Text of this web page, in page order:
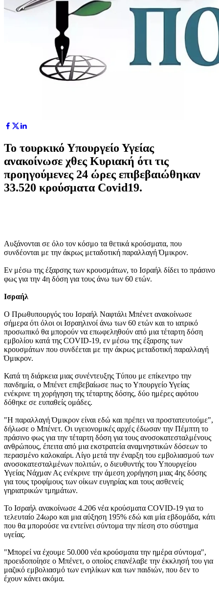
Το τουρκικό Υπουργείο Υγείας
ανακοίνωσε χθες Κυριακή ότι τις
προηγούμενες 24 ώρες επιβεβαιώθηκαν
33.520 κρούσματα Covid19.
Αυξάνονται σε όλο τον κόσμο τα θετικά κρούσματα, που
συνδέονται με την άκρως μεταδοτική παραλλαγή Όμικρον.
Εν μέσω της έξαρσης των κρουσμάτων, το Ισραήλ δίδει το πράσινο
φως για την 4η δόση για τους άνω των 60 ετών.
Ισραήλ
Ο Πρωθυπουργός του Ισραήλ Ναφτάλι Μπένετ ανακοίνωσε
σήμερα ότι όλοι οι Ισραηλινοί άνω των 60 ετών και το ιατρικό
προσωπικό θα μπορούν να επωφεληθούν από μια τέταρτη δόση
εμβολίου κατά της COVID-19, εν μέσω της έξαρσης των
κρουσμάτων που συνδέεται με την άκρως μεταδοτική παραλλαγή
Όμικρον.
Κατά τη διάρκεια μιας συνέντευξης Tύπου με επίκεντρο την
πανδημία, ο Μπένετ επιβεβαίωσε πως το Υπουργείο Υγείας
ενέκρινε τη χορήγηση της τέταρτης δόσης, δύο ημέρες αφότου
δόθηκε σε ευπαθείς ομάδες.
"Η παραλλαγή Όμικρον είναι εδώ και πρέπει να προστατευτούμε",
δήλωσε ο Μπένετ. Οι υγειονομικές αρχές έδωσαν την Πέμπτη το
πράσινο φως για την τέταρτη δόση για τους ανοσοκατεσταλμένους
ανθρώπους, έπειτα από μια εκστρατεία αναμνηστικών δόσεων το
περασμένο καλοκαίρι. Λίγο μετά την έναρξη του εμβολιασμού των
ανοσοκατεσταλμένων πολιτών, ο διευθυντής του Υπουργείου
Υγείας Νάχμαν Ας ενέκρινε την άμεση χορήγηση μιας 4ης δόσης
για τους τροφίμους των οίκων ευγηρίας και τους ασθενείς
γηριατρικών τμημάτων.
Το Ισραήλ ανακοίνωσε 4.206 νέα κρούσματα COVID-19 για το
τελευταίο 24ωρο και μια αύξηση 195% εδώ και μία εβδομάδα, κάτι
που θα μπορούσε να εντείνει σύντομα την πίεση στο σύστημα
υγείας.
"Μπορεί να έχουμε 50.000 νέα κρούσματα την ημέρα σύντομα",
προειδοποίησε ο Μπένετ, ο οποίος επανέλαβε την έκκλησή του για
μαζικό εμβολιασμό των ενηλίκων και των παιδιών, που δεν το
έχουν κάνει ακόμα.